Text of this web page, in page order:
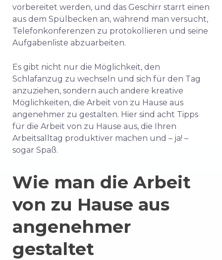
vorbereitet werden, und das Geschirr starrt einen
aus dem Spülbecken an, während man versucht,
Telefonkonferenzen zu protokollieren und seine
Aufgabenliste abzuarbeiten.
Es gibt nicht nur die Möglichkeit, den
Schlafanzug zu wechseln und sich für den Tag
anzuziehen, sondern auch andere kreative
Möglichkeiten, die Arbeit von zu Hause aus
angenehmer zu gestalten. Hier sind acht Tipps
für die Arbeit von zu Hause aus, die Ihren
Arbeitsalltag produktiver machen und – ja! –
sogar Spaß.
Wie man die Arbeit
von zu Hause aus
angenehmer
gestaltet